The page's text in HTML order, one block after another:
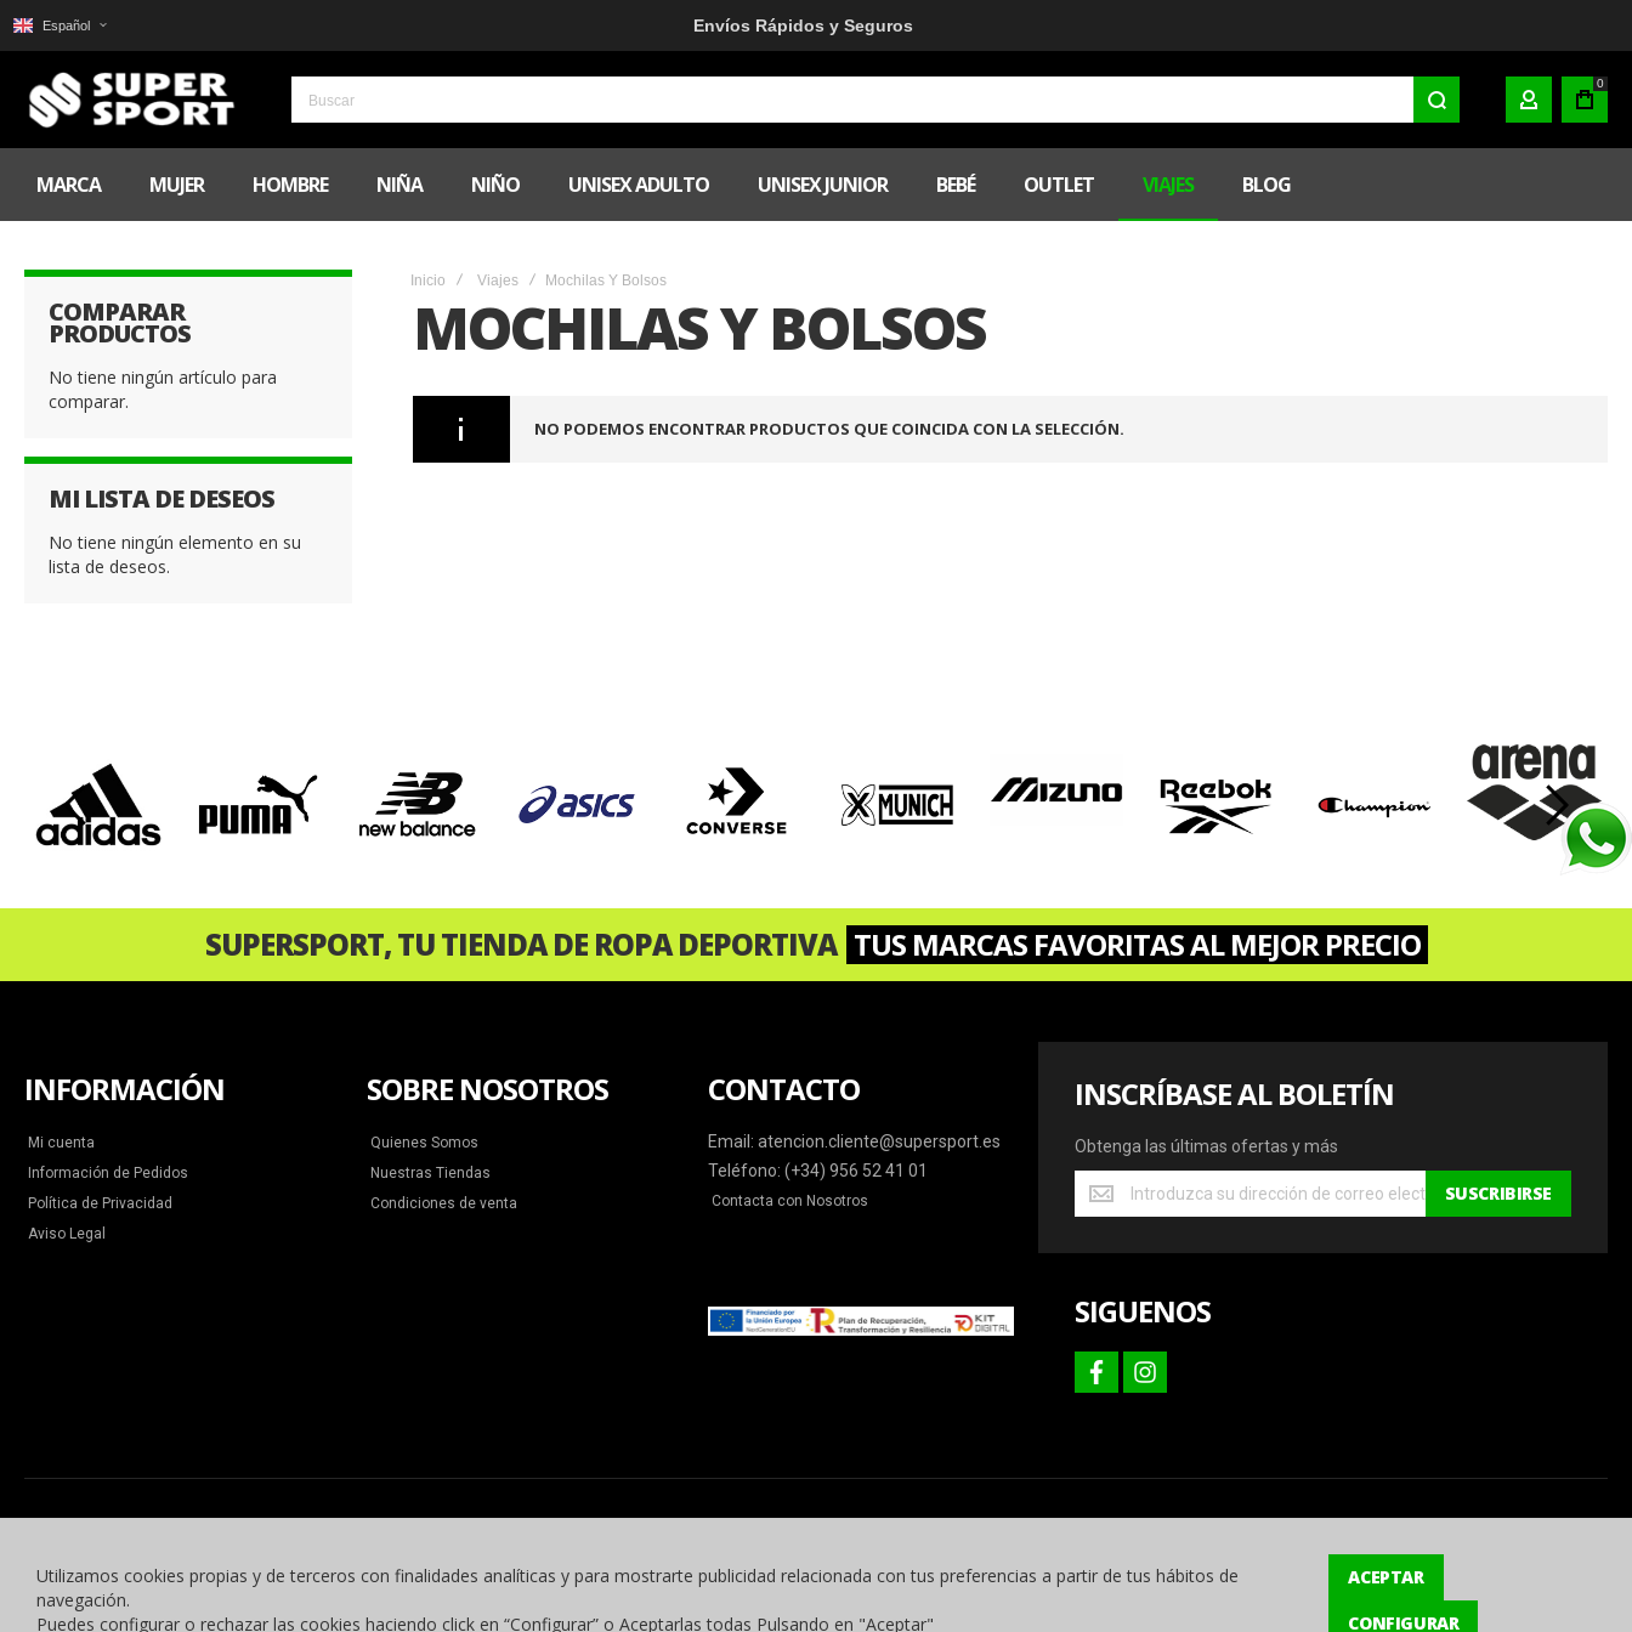
Español Envíos Rápidos y Seguros
MI CUENTA
0
MARCA MUJER HOMBRE NIÑA NIÑO UNISEX ADULTO UNISEX JUNIOR BEBÉ OUTLET VIAJES BLOG
Inicio Viajes Mochilas Y Bolsos
MOCHILAS Y BOLSOS
NO PODEMOS ENCONTRAR PRODUCTOS QUE COINCIDA CON LA SELECCIÓN.
COMPARAR
PRODUCTOS
No tiene ningún artículo para
comparar.
MI LISTA DE DESEOS
No tiene ningún elemento en su
lista de deseos.
‹ ›
SUPERSPORT, TU TIENDA DE ROPA DEPORTIVA TUS MARCAS FAVORITAS AL MEJOR PRECIO
INSCRÍBASE AL BOLETÍN
Obtenga las últimas ofertas y más
Obtenga
las
ofertas
más
SUSCRIBIRSE
SIGUENOS
facebookinstagram
INFORMACIÓN
Mi cuenta
Información de Pedidos
Política de Privacidad
Aviso Legal
SOBRE NOSOTROS
Quienes Somos
Nuestras Tiendas
Condiciones de venta
CONTACTO
Email: atencion.cliente@supersport.es
Teléfono: (+34) 956 52 41 01
Contacta con Nosotros
© 2015 -2023 Benyben Ropa Deportiva. Todos los derechos reservados.
Utilizamos cookies propias y de terceros con finalidades analíticas y para mostrarte publicidad relacionada con tus preferencias a partir de tus hábitos de
navegación.
Puedes configurar o rechazar las cookies haciendo click en “Configurar” o Aceptarlas todas Pulsando en "Aceptar"
ACEPTAR
CONFIGURAR